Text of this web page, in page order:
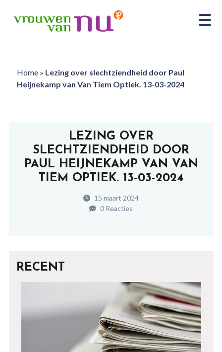
Home» Lezing over slechtziendheid door Paul
Heijnekamp van Van Tiem Optiek. 13-03-2024
LEZING OVER
SLECHTZIENDHEID DOOR
PAUL HEIJNEKAMP VAN VAN
TIEM OPTIEK. 13-03-2024
15 maart 2024
0 Reacties
RECENT